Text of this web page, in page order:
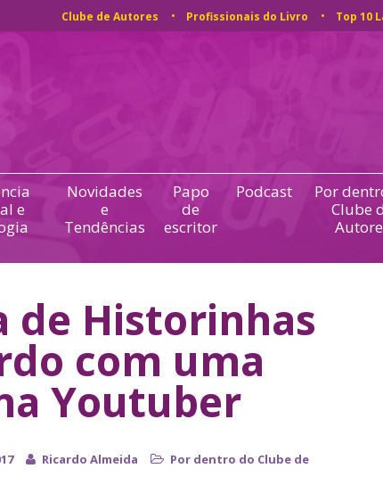
Clube de Autores Profissionais do Livro Top 10
e
Novidades
e
Tendências
Papo
de
escritor
Podcast
Por
Clube
de Historinhas
com uma
Youtuber
Ricardo Almeida
Por dentro do Clube de